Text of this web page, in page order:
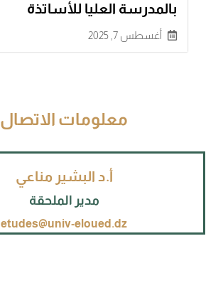
بالمدرسة العليا للأساتذة
أغسطس 7, 2025
معلومات الاتصال
أ.د البشير مناعي
مدير الملحقة
etudes@univ-eloued.dz